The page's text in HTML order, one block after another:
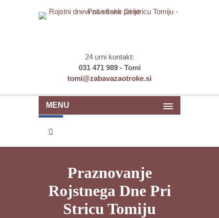
24 urni kontakt:
031 471 989 - Tomi
tomi@zabavazaotroke.si
MENU
Praznovanje
Rojstnega Dne Pri
Stricu Tomiju